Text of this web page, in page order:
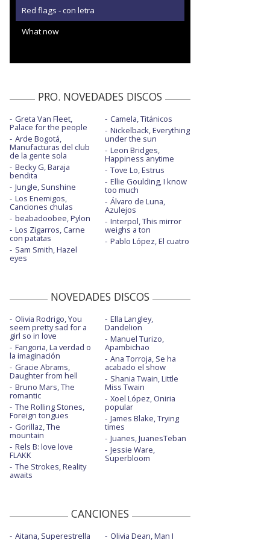
Red flags - con letra
What now
PRO. NOVEDADES DISCOS
Greta Van Fleet,
Palace for the people
Arde Bogotá,
Manufacturas del club
de la gente sola
Becky G, Baraja
bendita
Jungle, Sunshine
Los Enemigos,
Canciones chulas
beabadoobee, Pylon
Los Zigarros, Carne
con patatas
Sam Smith, Hazel
eyes
Camela, Titánicos
Nickelback, Everything
under the sun
Leon Bridges,
Happiness anytime
Tove Lo, Estrus
Ellie Goulding, I know
too much
Álvaro de Luna,
Azulejos
Interpol, This mirror
weighs a ton
Pablo López, El cuatro
NOVEDADES DISCOS
Olivia Rodrigo, You
seem pretty sad for a
girl so in love
Fangoria, La verdad o
la imaginación
Gracie Abrams,
Daughter from hell
Bruno Mars, The
romantic
The Rolling Stones,
Foreign tongues
Gorillaz, The
mountain
Rels B: love love
FLAKK
The Strokes, Reality
awaits
Ella Langley,
Dandelion
Manuel Turizo,
Apambichao
Ana Torroja, Se ha
acabado el show
Shania Twain, Little
Miss Twain
Xoel López, Oniria
popular
James Blake, Trying
times
Juanes, JuanesTeban
Jessie Ware,
Superbloom
CANCIONES
Aitana, Superestrella Olivia Dean, Man I